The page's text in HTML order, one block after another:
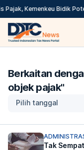
Pajak, Kemenkeu Bidik
Berkaitan
objek pajak"
Pilih tanggal
Tak